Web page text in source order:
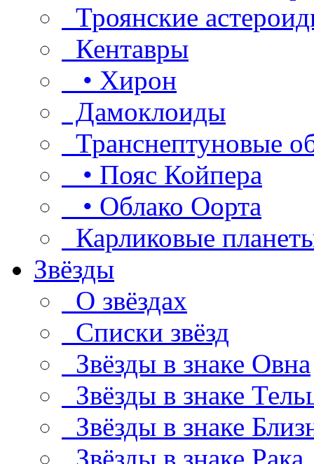
Троянские
Кентавры
• Хирон
Дамоклоиды
Транснептуновые
• Пояс Койпера
• Облако Оорта
Карликовые
Звёзды
О звёздах
Списки звёзд
Звёзды в знаке Овна
Звёзды в знаке
Звёзды в знаке